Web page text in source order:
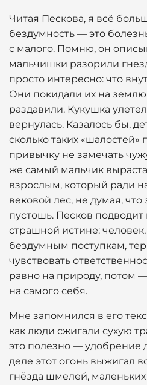
Читая Пескова, я всё
бездумность — это
с малого. Помню, он
мальчишки разорили
просто интересно: что
Они покидали их на
раздавили. Кукушка
вернулась. Казалось бы,
сколько таких «шалостей»
привычку не замечать
же самый мальчик
взрослым, который ради
вековой лес, не думая, что
пустошь. Песков подводит
страшной истине:
бездумным поступкам,
чувствовать
равно на природу, потом
на самого себя.
Мне запомнился в его
как люди сжигали сухую
это полезно — удобрение
деле этот огонь выжигал
гнёзда шмелей,